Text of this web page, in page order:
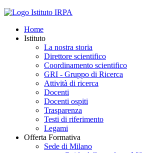
Home
Istituto
La nostra storia
Direttore scientifico
Coordinamento scientifico
GRI - Gruppo di Ricerca
Attività di ricerca
Docenti
Docenti ospiti
Trasparenza
Testi di riferimento
Legami
Offerta Formativa
Sede di Milano